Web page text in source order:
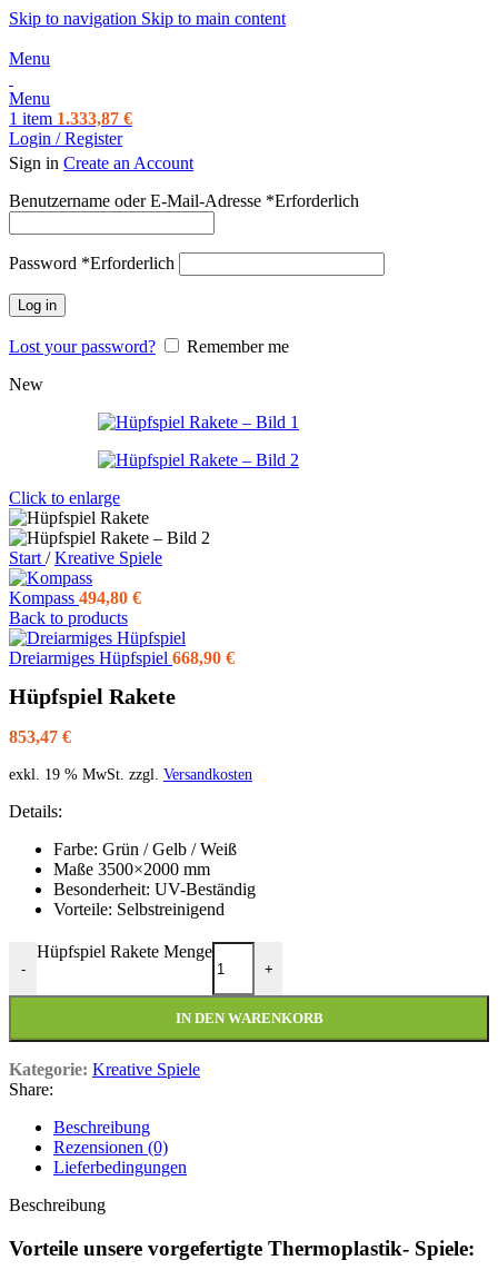
Skip to navigation Skip to main content
Menu
Menu
1 item 1.333,87 €
Login / Register
Sign in Create an Account
Benutzername oder E-Mail-Adresse *Erforderlich
Password *Erforderlich
Log in
Lost your password?
Remember me
New
Click to enlarge
Start / Kreative Spiele
Kompass 494,80 €
Back to products
Dreiarmiges Hüpfspiel 668,90 €
Hüpfspiel Rakete
853,47 €
exkl. 19 % MwSt. zzgl. Versandkosten
Details:
Farbe: Grün / Gelb / Weiß
Maße 3500×2000 mm
Besonderheit: UV-Beständig
Vorteile: Selbstreinigend
-
Hüpfspiel Rakete Menge
+
IN DEN WARENKORB
Kategorie: Kreative Spiele
Share:
Beschreibung
Rezensionen (0)
Lieferbedingungen
Beschreibung
Vorteile unsere vorgefertigte Thermoplastik- Spiele: